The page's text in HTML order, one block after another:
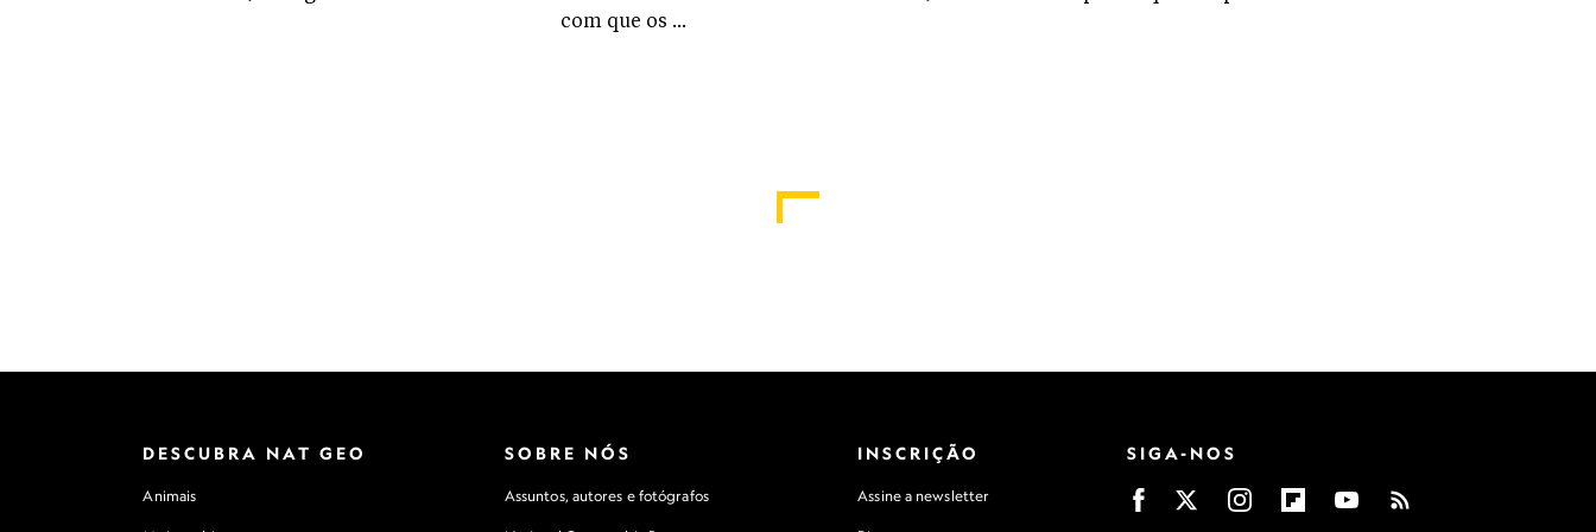
DESCUBRA NAT GEO
Animais
SOBRE NÓS
Assuntos, autores e fotógrafos
INSCRIÇÃO
Assine a newsletter
SIGA-NOS